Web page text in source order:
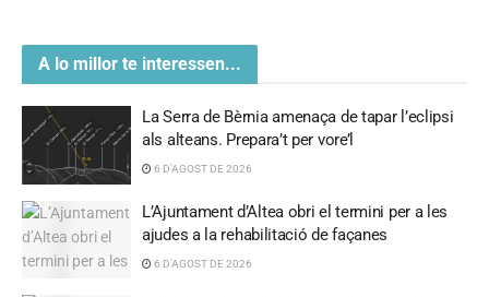
A lo millor te interessen...
La Serra de Bèrnia amenaça de tapar l’eclipsi
als alteans. Prepara’t per vore’l
6 D'AGOST DE 2026
L’Ajuntament d’Altea obri el termini per a les
ajudes a la rehabilitació de façanes
6 D'AGOST DE 2026